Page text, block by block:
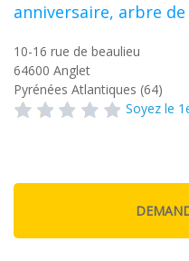
anniversaire, arbre de
10-16 rue de beaulieu
64600 Anglet
Pyrénées Atlantiques (64)
Soyez le